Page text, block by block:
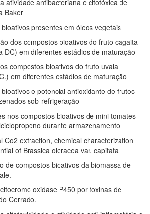
antibacteriana e citotóxica de
Baker
presentes em óleos vegetais
dos compostos bioativos do fruto cagaita
DC) em diferentes estádios de maturação
compostos bioativos do fruto uvaia
em diferentes estádios de maturação
e potencial antioxidante de frutos
sob-refrigeração
nos compostos bioativos de mini tomates
durante armazenamento
extraction, chemical characterization
of Brassica oleracea var. capitata
compostos bioativos da biomassa de
oxidase P450 por toxinas de
Cerrado.